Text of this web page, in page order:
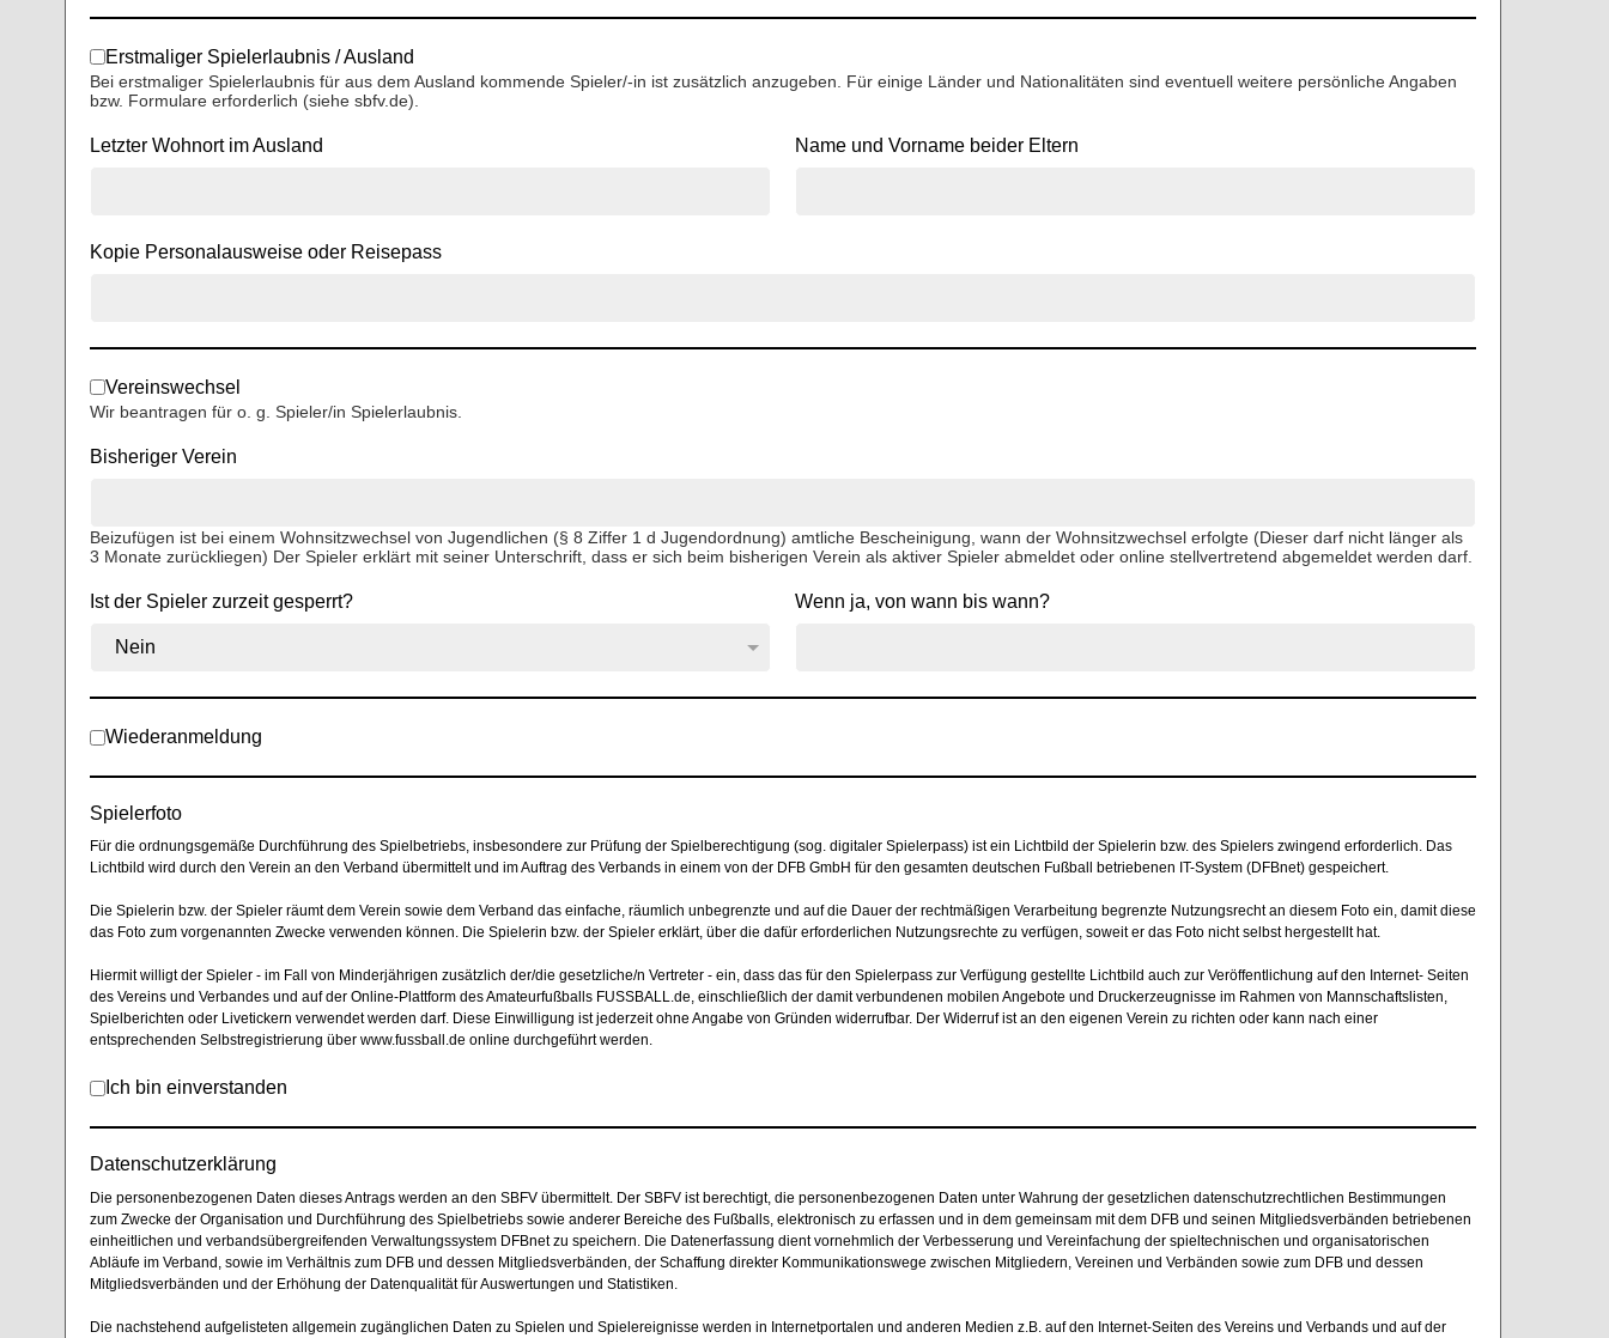
Erstmaliger Spielerlaubnis / Ausland
Bei erstmaliger Spielerlaubnis für aus dem Ausland kommende Spieler/-in ist zusätzlich anzugeben. Für einige Länder und Nationalitäten sind eventuell weitere persönliche Angaben
bzw. Formulare erforderlich (siehe sbfv.de).
Letzter Wohnort im Ausland Name und Vorname beider Eltern
Kopie Personalausweise oder Reisepass
Vereinswechsel
Wir beantragen für o. g. Spieler/in Spielerlaubnis.
Bisheriger Verein
Beizufügen ist bei einem Wohnsitzwechsel von Jugendlichen (§ 8 Ziffer 1 d Jugendordnung) amtliche Bescheinigung, wann der Wohnsitzwechsel erfolgte (Dieser darf nicht länger als
3 Monate zurückliegen) Der Spieler erklärt mit seiner Unterschrift, dass er sich beim bisherigen Verein als aktiver Spieler abmeldet oder online stellvertretend abgemeldet werden darf.
Ist der Spieler zurzeit gesperrt? Wenn ja, von wann bis wann?
Wiederanmeldung
Spielerfoto
Für die ordnungsgemäße Durchführung des Spielbetriebs, insbesondere zur Prüfung der Spielberechtigung (sog. digitaler Spielerpass) ist ein Lichtbild der Spielerin bzw. des Spielers zwingend erforderlich. Das
Lichtbild wird durch den Verein an den Verband übermittelt und im Auftrag des Verbands in einem von der DFB GmbH für den gesamten deutschen Fußball betriebenen IT-System (DFBnet) gespeichert.
Die Spielerin bzw. der Spieler räumt dem Verein sowie dem Verband das einfache, räumlich unbegrenzte und auf die Dauer der rechtmäßigen Verarbeitung begrenzte Nutzungsrecht an diesem Foto ein, damit diese
das Foto zum vorgenannten Zwecke verwenden können. Die Spielerin bzw. der Spieler erklärt, über die dafür erforderlichen Nutzungsrechte zu verfügen, soweit er das Foto nicht selbst hergestellt hat.
Hiermit willigt der Spieler - im Fall von Minderjährigen zusätzlich der/die gesetzliche/n Vertreter - ein, dass das für den Spielerpass zur Verfügung gestellte Lichtbild auch zur Veröffentlichung auf den Internet- Seiten
des Vereins und Verbandes und auf der Online-Plattform des Amateurfußballs FUSSBALL.de, einschließlich der damit verbundenen mobilen Angebote und Druckerzeugnisse im Rahmen von Mannschaftslisten,
Spielberichten oder Livetickern verwendet werden darf. Diese Einwilligung ist jederzeit ohne Angabe von Gründen widerrufbar. Der Widerruf ist an den eigenen Verein zu richten oder kann nach einer
entsprechenden Selbstregistrierung über www.fussball.de online durchgeführt werden.
Ich bin einverstanden
Datenschutzerklärung
Die personenbezogenen Daten dieses Antrags werden an den SBFV übermittelt. Der SBFV ist berechtigt, die personenbezogenen Daten unter Wahrung der gesetzlichen datenschutzrechtlichen Bestimmungen
zum Zwecke der Organisation und Durchführung des Spielbetriebs sowie anderer Bereiche des Fußballs, elektronisch zu erfassen und in dem gemeinsam mit dem DFB und seinen Mitgliedsverbänden betriebenen
einheitlichen und verbandsübergreifenden Verwaltungssystem DFBnet zu speichern. Die Datenerfassung dient vornehmlich der Verbesserung und Vereinfachung der spieltechnischen und organisatorischen
Abläufe im Verband, sowie im Verhältnis zum DFB und dessen Mitgliedsverbänden, der Schaffung direkter Kommunikationswege zwischen Mitgliedern, Vereinen und Verbänden sowie zum DFB und dessen
Mitgliedsverbänden und der Erhöhung der Datenqualität für Auswertungen und Statistiken.
Die nachstehend aufgelisteten allgemein zugänglichen Daten zu Spielen und Spielereignisse werden in Internetportalen und anderen Medien z.B. auf den Internet-Seiten des Vereins und Verbands und auf der